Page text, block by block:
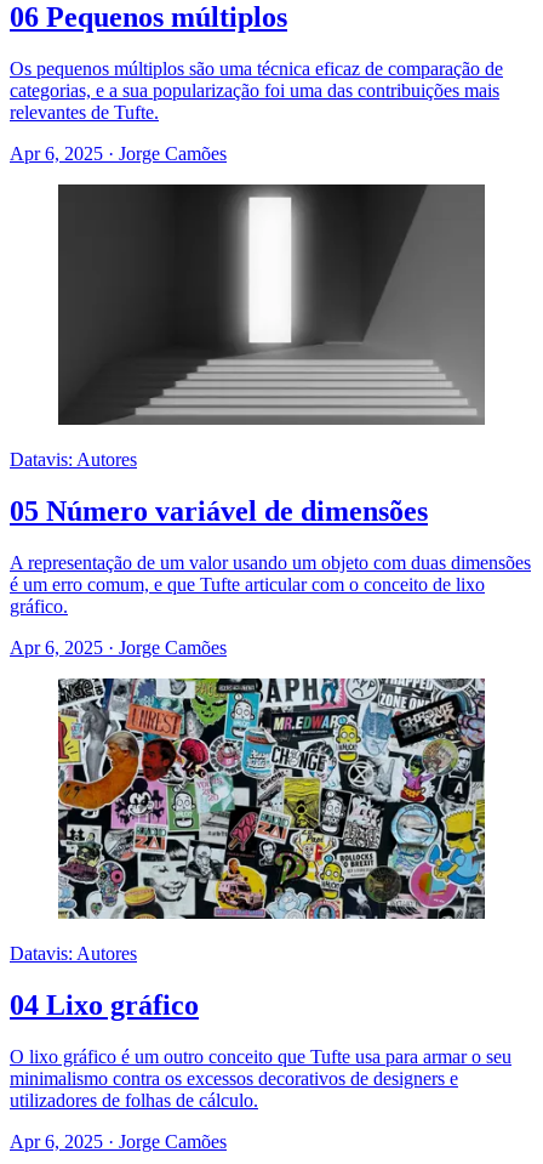
06 Pequenos múltiplos
Os pequenos múltiplos são uma técnica eficaz de comparação de
categorias, e a sua popularização foi uma das contribuições mais
relevantes de Tufte.
Apr 6, 2025 · Jorge Camões
Datavis: Autores
05 Número variável de dimensões
A representação de um valor usando um objeto com duas dimensões
é um erro comum, e que Tufte articular com o conceito de lixo
gráfico.
Apr 6, 2025 · Jorge Camões
Datavis: Autores
04 Lixo gráfico
O lixo gráfico é um outro conceito que Tufte usa para armar o seu
minimalismo contra os excessos decorativos de designers e
utilizadores de folhas de cálculo.
Apr 6, 2025 · Jorge Camões